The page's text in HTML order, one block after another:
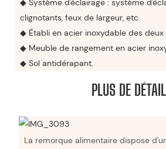
◆ Système d'éclairage : système
clignotants, feux de largeur, etc.
◆ Établi en acier inoxydable des deux
◆ Meuble de rangement en acier
◆ Sol antidérapant.
PLUS DE
La remorque alimentaire dispose